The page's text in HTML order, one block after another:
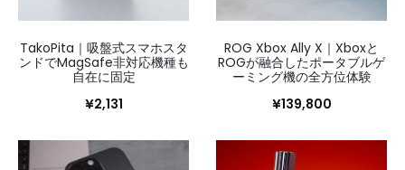
TakoPita｜吸盤式スマホスタ
ンドでMagSafe非対応機種も
自在に固定
¥2,131
ROG Xbox Ally X｜Xboxと
ROGが融合したポータブルゲ
ーミング機の全方位体験
¥139,800